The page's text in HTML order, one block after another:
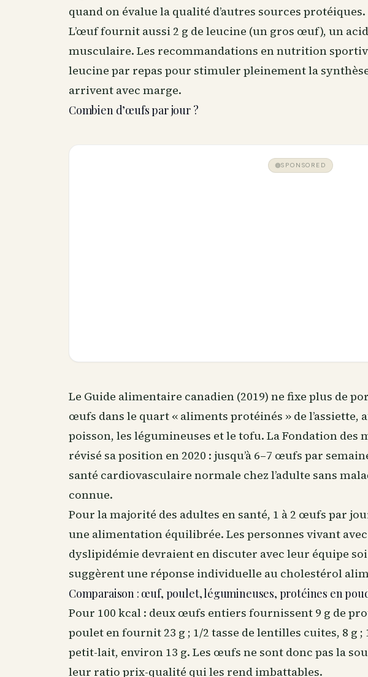
quand on évalue la qualité d’autres sources protéiques.
L’œuf fournit aussi 2 g de leucine (un gros œuf), un
musculaire. Les recommandations ennutrition
leucine par repas pour stimuler pleinement la
arrivent avec marge.
Combien d’œufs par jour ?
SPONSORED
Le Guide alimentaire canadien (2019) ne fixe plus de
œufs dans le quart « aliments protéinés » de l’assiette,
poisson, les légumineuses et le tofu. La Fondation des
révisé sa position en 2020 : jusqu’à 6–7 œufs par
santé cardiovasculaire normale chez l’adulte sans
connue.
Pour la majorité des adultes en santé, 1 à 2 œufs par
une alimentation équilibrée. Les personnes vivant
dyslipidémie devraient en discuter avec leur équipe
suggèrent une réponse individuelle au cholestérol
Comparaison : œuf, poulet, légumineuses, protéines en
Pour 100 kcal : deux œufs entiers fournissent 9 g de
poulet en fournit 23 g ; 1/2 tasse de lentilles cuites, 8 g ;
petit-lait, environ 13 g. Les œufs ne sont donc pas la
leur ratio prix-qualité qui les rend imbattables.